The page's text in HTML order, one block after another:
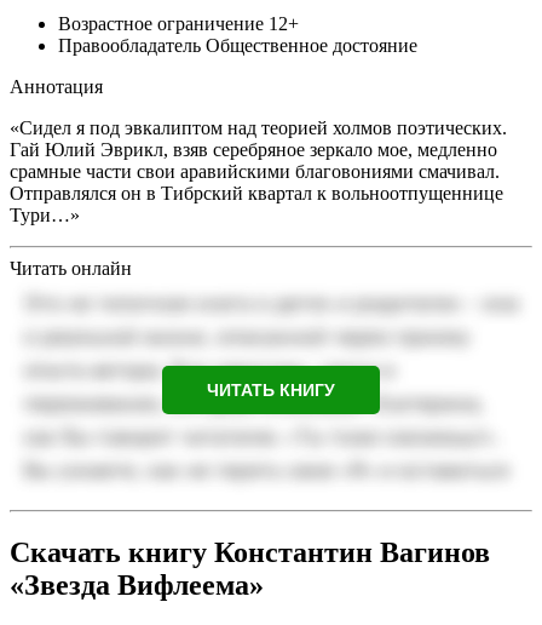
Возрастное ограничение 12+
Правообладатель Общественное достояние
Аннотация
«Сидел я под эвкалиптом над теорией холмов поэтических.
Гай Юлий Эврикл, взяв серебряное зеркало мое, медленно
срамные части свои аравийскими благовониями смачивал.
Отправлялся он в Тибрский квартал к вольноотпущеннице
Тури…»
Читать онлайн
ЧИТАТЬ КНИГУ
Скачать книгу Константин Вагинов
«Звезда Вифлеема»